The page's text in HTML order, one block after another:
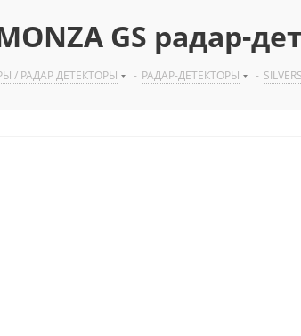
GS радар-
/ РАДАР ДЕТЕКТОРЫ - РАДАР-ДЕТЕКТОРЫ -